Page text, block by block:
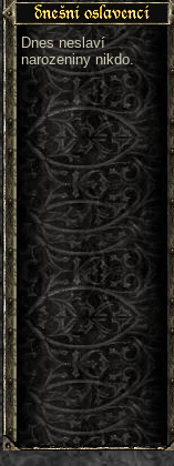
Dnes neslaví
narozeniny nikdo.